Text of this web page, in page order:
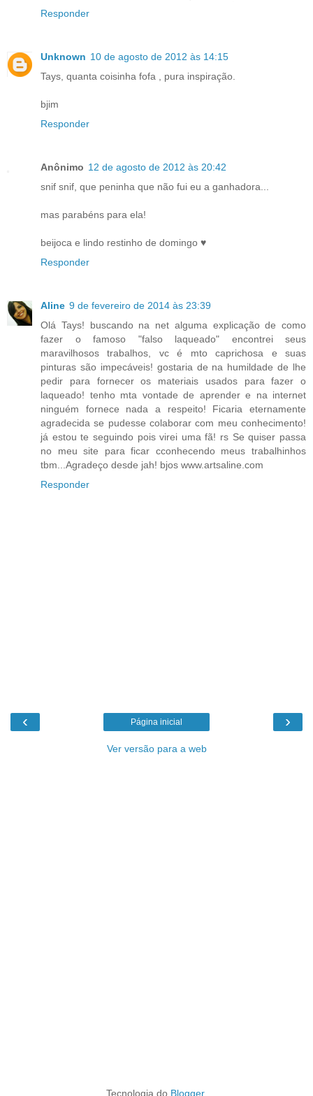
Responder
Unknown 10 de agosto de 2012 às 14:15
Tays, quanta coisinha fofa , pura inspiração.
bjim
Responder
Anônimo 12 de agosto de 2012 às 20:42
snif snif, que peninha que não fui eu a ganhadora...
mas parabéns para ela!
beijoca e lindo restinho de domingo ♥
Responder
Aline 9 de fevereiro de 2014 às 23:39
Olá Tays! buscando na net alguma explicação de como
fazer o famoso "falso laqueado" encontrei seus
maravilhosos trabalhos, vc é mto caprichosa e suas
pinturas são impecáveis! gostaria de na humildade de lhe
pedir para fornecer os materiais usados para fazer o
laqueado! tenho mta vontade de aprender e na internet
ninguém fornece nada a respeito! Ficaria eternamente
agradecida se pudesse colaborar com meu conhecimento!
já estou te seguindo pois virei uma fã! rs Se quiser passa
no meu site para ficar cconhecendo meus trabalhinhos
tbm...Agradeço desde jah! bjos www.artsaline.com
Responder
‹ ›
Página inicial
Ver versão para a web
Tecnologia do Blogger.